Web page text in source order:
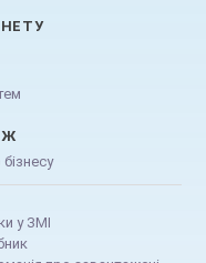
у ЗМІ